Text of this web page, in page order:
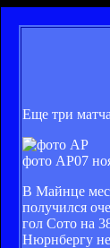
Еще три
фото AP07
В Майнце
получился
гол Сото на
Нюрнбергу не